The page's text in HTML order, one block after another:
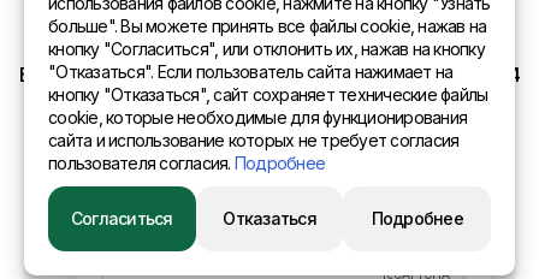
Адрес
EURO SITEX Latvia Daugavpils A.Pumpura iela 104b LV 5404
© 2015 Eurositex Latvija
Разработано в студии Esteriol
больше". Вы можете принять все файлы cookie, нажав на
кнопку "Согласиться", или отклонить их, нажав на кнопку
"Отказаться". Если пользователь сайта нажимает на
кнопку "Отказаться", сайт сохраняет технические файлы
cookie, которые необходимые для функционирования
сайта и использование которых не требует согласия
пользователя согласия. Подробнее
Согласиться Отказаться Подробнее